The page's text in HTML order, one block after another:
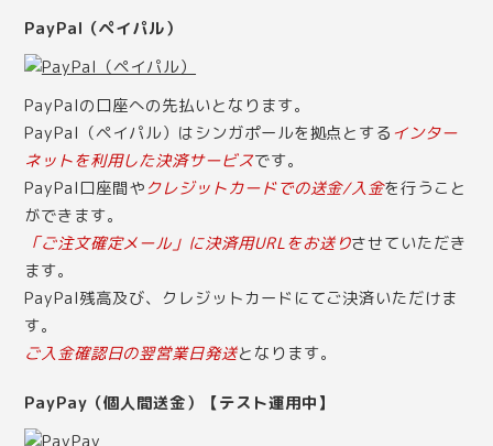
PayPal（ペイパル）
PayPalの口座への先払いとなります。
PayPal（ペイパル）はシンガポールを拠点とする インター
ネットを利用した決済サービスです。
PayPal口座間やクレジットカードでの送金/入金を行うこと
ができます。
「ご注文確定メール」に決済用URLをお送りさせていただき
ます。
PayPal残高及び、クレジットカードにてご決済いただけま
す。
ご入金確認日の翌営業日発送となります。
PayPay（個人間送金）【テスト運用中】